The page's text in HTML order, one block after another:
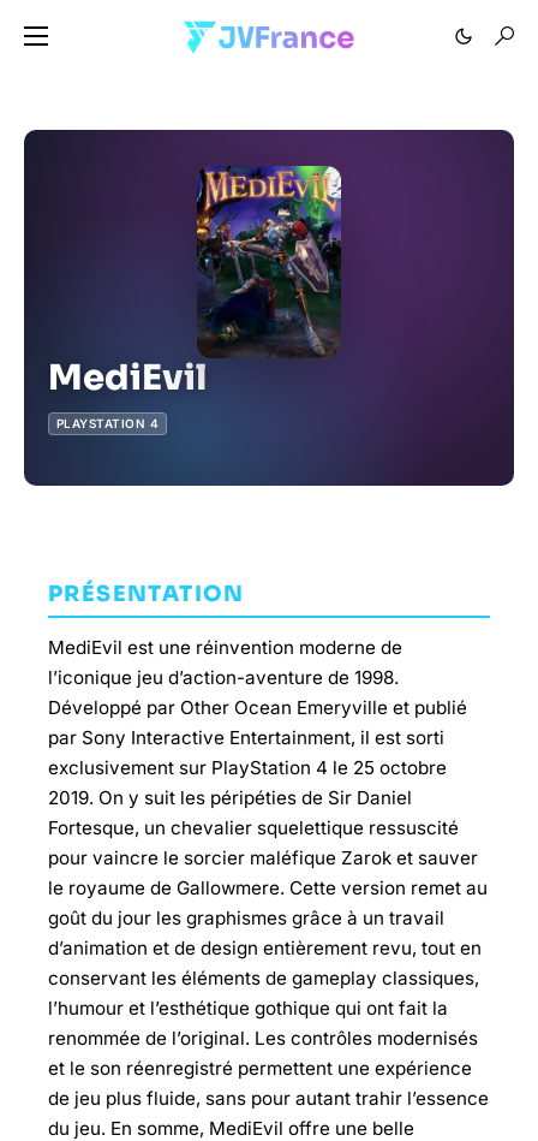
MediEvil
PLAYSTATION 4
PRÉSENTATION
MediEvil est une réinvention moderne de
l’iconique jeu d’action-aventure de 1998.
Développé par Other Ocean Emeryville et publié
par Sony Interactive Entertainment, il est sorti
exclusivement sur PlayStation 4 le 25 octobre
2019. On y suit les péripéties de Sir Daniel
Fortesque, un chevalier squelettique ressuscité
pour vaincre le sorcier maléfique Zarok et sauver
le royaume de Gallowmere. Cette version remet au
goût du jour les graphismes grâce à un travail
d’animation et de design entièrement revu, tout en
conservant les éléments de gameplay classiques,
l’humour et l’esthétique gothique qui ont fait la
renommée de l’original. Les contrôles modernisés
et le son réenregistré permettent une expérience
de jeu plus fluide, sans pour autant trahir l’essence
du jeu. En somme, MediEvil offre une belle